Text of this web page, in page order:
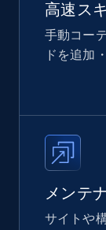
高速ス
手動コー
ドを追加
メンテ
サイトや